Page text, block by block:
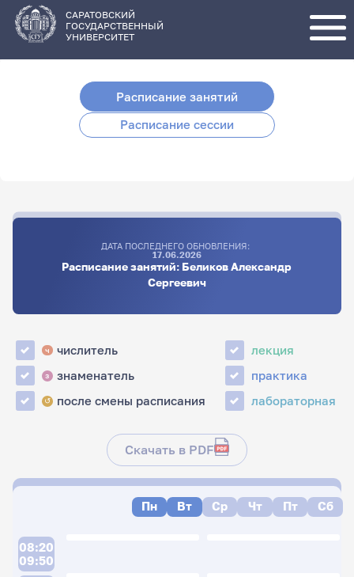
основному
содержанию
САРАТОВСКИЙ
ГОСУДАРСТВЕННЫЙ
УНИВЕРСИТЕТ
Расписание занятий
Расписание сессии
ДАТА ПОСЛЕДНЕГО ОБНОВЛЕНИЯ:
17.06.2026
Расписание занятий: Беликов Александр
Сергеевич
ч числитель
з знаменатель
↺ после смены расписания
лекция
практика
лабораторная
Скачать в PDF
Пн Вт Ср Чт Пт Сб
08:20
09:50